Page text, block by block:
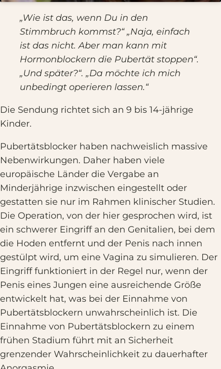
„Wie ist das, wenn Du in den
Stimmbruch kommst?“ „Naja, einfach
ist das nicht. Aber man kann mit
Hormonblockern die Pubertät stoppen“.
„Und später?“. „Da möchte ich mich
unbedingt operieren lassen.“
Die Sendung richtet sich an 9 bis 14-jährige
Kinder.
Pubertätsblocker haben nachweislich massive
Nebenwirkungen. Daher haben viele
europäische Länder die Vergabe an
Minderjährige inzwischen eingestellt oder
gestatten sie nur im Rahmen klinischer Studien.
Die Operation, von der hier gesprochen wird, ist
ein schwerer Eingriff an den Genitalien, bei dem
die Hoden entfernt und der Penis nach innen
gestülpt wird, um eine Vagina zu simulieren. Der
Eingriff funktioniert in der Regel nur, wenn der
Penis eines Jungen eine ausreichende Größe
entwickelt hat, was bei der Einnahme von
Pubertätsblockern unwahrscheinlich ist. Die
Einnahme von Pubertätsblockern zu einem
frühen Stadium führt mit an Sicherheit
grenzender Wahrscheinlichkeit zu dauerhafter